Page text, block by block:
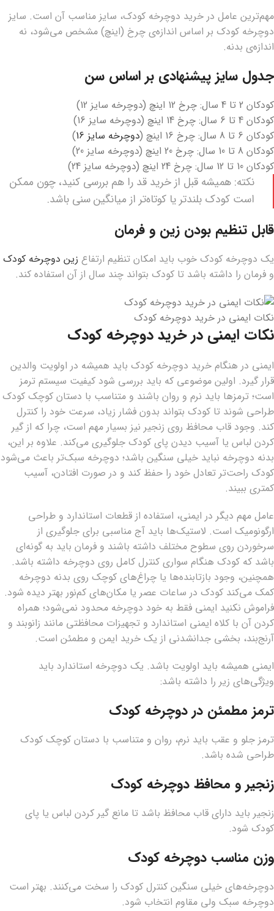
مهم‌ترین عامل در خرید دوچرخه کودک، سایز مناسب آن است. سایز
دوچرخه کودک بر اساس اندازه‌ی چرخ (اینچ) مشخص می‌شود، نه
اندازه‌ی بدنه.
جدول سایز پیشنهادی بر اساس سن
کودکان 2 تا 4 سال: چرخ 12 اینچ (دوچرخه سایز 12)
کودکان 4 تا 6 سال: چرخ 14 اینچ (دوچرخه سایز 16)
کودکان 6 تا 8 سال: چرخ 16 اینچ (
دوچرخه سایز 16
)
کودکان 8 تا 10 سال: چرخ 20 اینچ (دوچرخه سایز 20)
کودکان 10 تا 12 سال: چرخ 24 اینچ (دوچرخه سایز 24)
نکته: همیشه قبل از خرید قد را هم بررسی کنید، چون ممکن
است کودک بلندتر یا کوتاه‌تر از میانگین سنی باشد.
قابل تنظیم بودن زین و فرمان
یک دوچرخه کودک خوب باید امکان تنظیم ارتفاع زین دوچرخه کودک
و فرمان را داشته باشد تا کودک بتواند چند سال از آن استفاده کند.
نکات ایمنی در خرید دوچرخه کودک
نکات ایمنی در خرید دوچرخه کودک
ایمنی در هنگام خرید دوچرخه کودک باید همیشه در اولویت والدین
قرار گیرد. اولین موضوعی که باید بررسی شود کیفیت سیستم ترمز
است؛ ترمزها باید نرم و روان باشند و متناسب با دستان کوچک کودک
طراحی شوند تا کودک بتواند بدون فشار زیاد، سرعت خود را کنترل
کند. وجود قاب محافظ روی زنجیر نیز بسیار مهم است، چرا که از گیر
کردن لباس یا آسیب دیدن پای کودک جلوگیری می‌کند. علاوه بر این،
بدنه دوچرخه نباید خیلی سنگین باشد؛ دوچرخه سبک‌تر باعث می‌شود
کودک راحت‌تر تعادل خود را حفظ کند و در صورت افتادن، آسیب
کمتری ببیند.
عامل مهم دیگر در ایمنی، استفاده از قطعات استاندارد و طراحی
ارگونومیک است. لاستیک‌ها باید آج مناسبی برای جلوگیری از
سرخوردن روی سطوح مختلف داشته باشند و فرمان باید به گونه‌ای
باشد که کودک هنگام سواری کنترل کامل روی دوچرخه داشته باشد.
همچنین، وجود بازتابنده‌ها یا چراغ‌های کوچک روی بدنه دوچرخه
کمک می‌کند کودک در ساعات عصر یا مکان‌های کم‌نور بهتر دیده شود.
فراموش نکنید ایمنی فقط به خود دوچرخه محدود نمی‌شود؛ همراه
کردن آن با کلاه ایمنی استاندارد و تجهیزات محافظتی مانند زانوبند و
آرنج‌بند، بخشی جدانشدنی از یک خرید ایمن و مطمئن است.
ایمنی همیشه باید اولویت باشد. یک دوچرخه استاندارد باید
ویژگی‌های زیر را داشته باشد:
ترمز مطمئن در دوچرخه کودک
ترمز جلو و عقب باید نرم، روان و متناسب با دستان کوچک کودک
طراحی شده باشد.
زنجیر و محافظ دوچرخه کودک
زنجیر باید دارای قاب محافظ باشد تا مانع گیر کردن لباس یا پای
کودک شود.
وزن مناسب دوچرخه کودک
دوچرخه‌های خیلی سنگین کنترل کودک را سخت می‌کنند. بهتر است
دوچرخه سبک ولی مقاوم انتخاب شود.